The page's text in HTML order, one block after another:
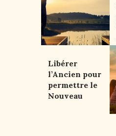
Libérer
l’Ancien pour
permettre le
Nouveau